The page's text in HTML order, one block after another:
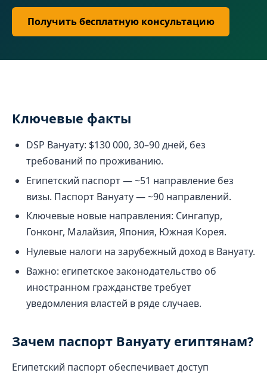
Получить бесплатную консультацию
Ключевые факты
DSP Вануату: $130 000, 30–90 дней, без
требований по проживанию.
Египетский паспорт — ~51 направление без
визы. Паспорт Вануату — ~90 направлений.
Ключевые новые направления: Сингапур,
Гонконг, Малайзия, Япония, Южная Корея.
Нулевые налоги на зарубежный доход в Вануату.
Важно: египетское законодательство об
иностранном гражданстве требует
уведомления властей в ряде случаев.
Зачем паспорт Вануату египтянам?
Египетский паспорт обеспечивает доступ